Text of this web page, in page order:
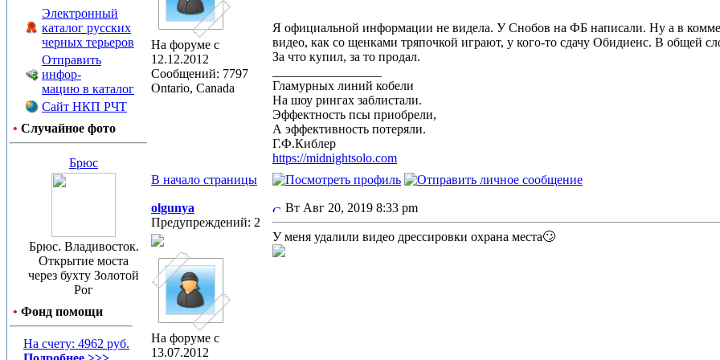
Электронный
каталог русских
черных терьеров
Отправить
инфор-
мацию в каталог
Сайт НКП РЧТ
• Случайное фото
Брюс
Брюс. Владивосток.
Открытие моста
через бухту Золотой
Рог
• Фонд помощи
На счету: 4962 руб.
На форуме с
12.12.2012
Сообщений: 7797
Ontario, Canada
Я официальной информации не видела. У Снобов на ФБ написали. Ну а в
видео, как со щенками тряпочкой играют, у кого-то сдачу Обидиенс. В общей
За что купил, за то продал.
Гламурных линий кобели
На шоу рингах заблистали.
Эффектность псы приобрели,
А эффективность потеряли.
Г.Ф.Киблер
https://midnightsolo.com
В начало страницы
olgunya
Предупреждений: 2
На форуме с
13.07.2012
Вт Авг 20, 2019 8:33 pm
У меня удалили видео дрессировки охрана места🙄